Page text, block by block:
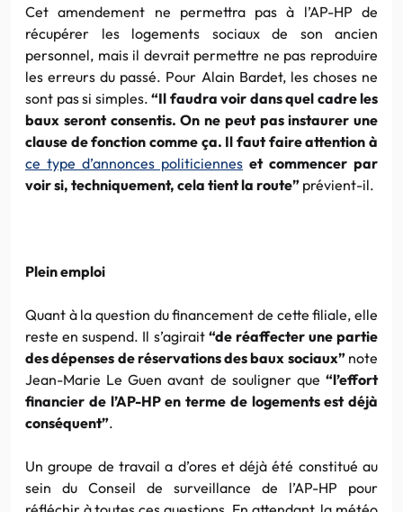
Cet amendement ne permettra pas à l’AP-HP de
récupérer les logements sociaux de son ancien
personnel, mais il devrait permettre ne pas reproduire
les erreurs du passé. Pour Alain Bardet, les choses ne
sont pas si simples. “Il faudra voir dans quel cadre les
baux seront consentis. On ne peut pas instaurer une
clause de fonction comme ça. Il faut faire attention à
ce type d’annonces politiciennes et commencer par
voir si, techniquement, cela tient la route” prévient-il.
Plein emploi
Quant à la question du financement de cette filiale, elle
reste en suspend. Il s’agirait “de réaffecter une partie
des dépenses de réservations des baux sociaux” note
Jean-Marie Le Guen avant de souligner que “l’effort
financier de l’AP-HP en terme de logements est déjà
conséquent”.
Un groupe de travail a d’ores et déjà été constitué au
sein du Conseil de surveillance de l’AP-HP pour